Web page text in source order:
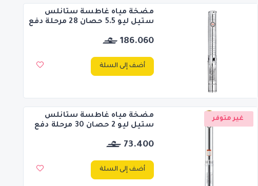
مضخة مياه غاطسة ستانلس
ستيل ليو 5.5 حصان 28 مرحلة دفع
186.060
أضف إلى السلة
غير متوفر
مضخة مياه غاطسة ستانلس
ستيل ليو 2 حصان 30 مرحلة دفع
73.400
أضف إلى السلة